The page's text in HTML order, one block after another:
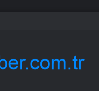
deste para buldu